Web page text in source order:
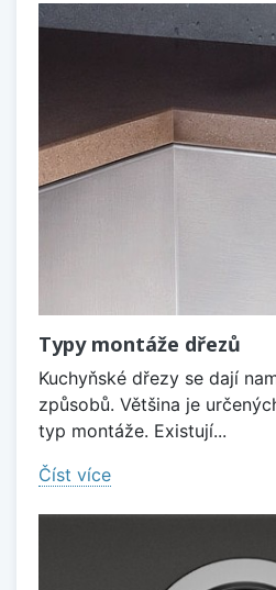
Typy montáže dřezů
Kuchyňské dřezy se dají
způsobů. Většina je
typ montáže. Existují...
Číst více